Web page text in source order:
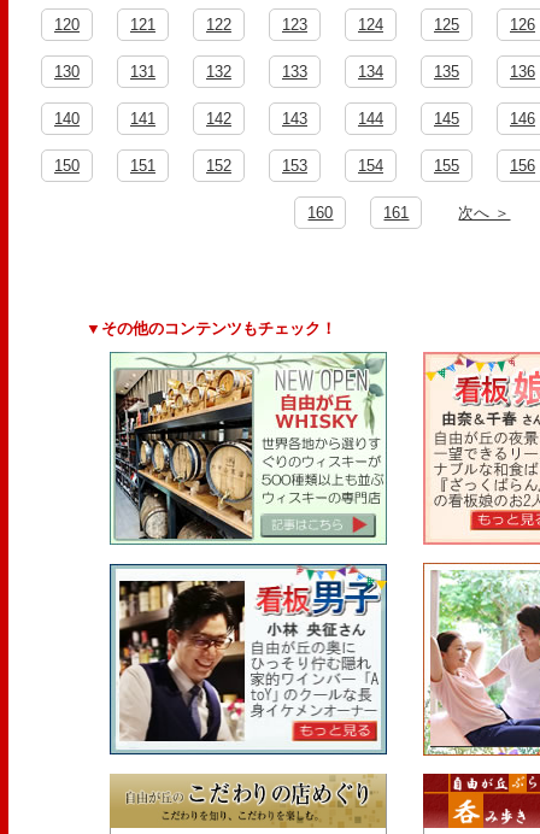
120 121 122 123 124 125 126
130 131 132 133 134 135 136
140 141 142 143 144 145 146
150 151 152 153 154 155 156
160 161 次へ ＞
▼その他のコンテンツもチェック！